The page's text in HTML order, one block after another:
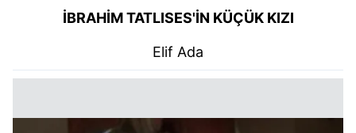
İBRAHİM TATLISES'İN KÜÇÜK KIZI
Elif Ada